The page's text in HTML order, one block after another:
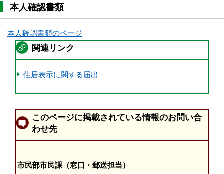
本人確認書類
本人確認書類のページ
関連リンク
住居表示に関する届出
このページに掲載されている情報のお問い合
わせ先
市民部市民課（窓口・郵送担当）